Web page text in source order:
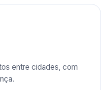
entre cidades, com